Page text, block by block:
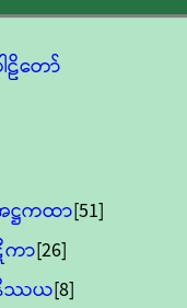
ဠိတော်
ဌကထာ[51]
ကာ[26]
နိဿယ[8]